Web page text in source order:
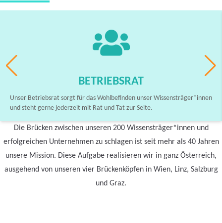
BETRIEBSRAT
Unser Betriebsrat sorgt für das Wohlbefinden unser Wissensträger*innen
und steht gerne jederzeit mit Rat und Tat zur Seite.
Die Brücken zwischen unseren 200 Wissensträger*innen und
erfolgreichen Unternehmen zu schlagen ist seit mehr als 40 Jahren
unsere Mission. Diese Aufgabe realisieren wir in ganz Österreich,
ausgehend von unseren vier Brückenköpfen in Wien, Linz, Salzburg
und Graz.